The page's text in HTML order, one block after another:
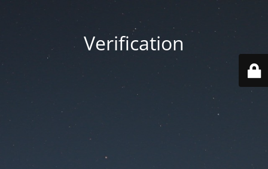
Verification